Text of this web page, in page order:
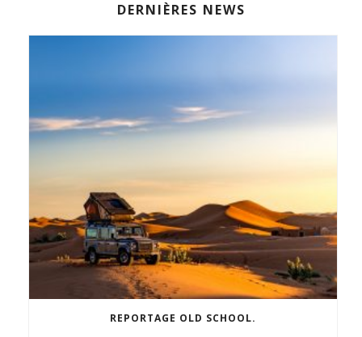
DERNIÈRES NEWS
REPORTAGE OLD SCHOOL.